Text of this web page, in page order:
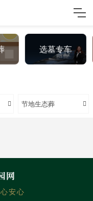
选墓专车
节地生态葬
安心